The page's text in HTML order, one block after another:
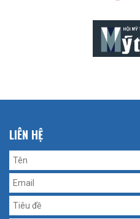
LIÊN HỆ